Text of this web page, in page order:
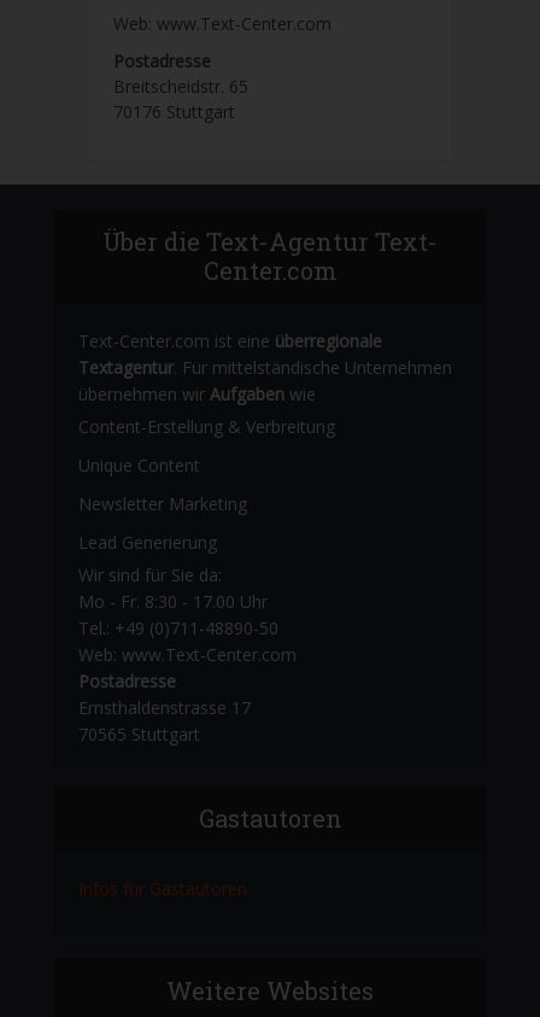
Web: www.Text-Center.com
Postadresse
Breitscheidstr. 65
70176 Stuttgart
Über die Text-Agentur Text-
Center.com
Text-Center.com ist eine überregionale
Textagentur. Für mittelständische Unternehmen
übernehmen wir Aufgaben wie
Content-Erstellung & Verbreitung
Unique Content
Newsletter Marketing
Lead Generierung
Wir sind für Sie da:
Mo - Fr. 8:30 - 17.00 Uhr
Tel.: +49 (0)711-48890-50
Web: www.Text-Center.com
Postadresse
Ernsthaldenstrasse 17
70565 Stuttgart
Gastautoren
Infos für Gastautoren
Weitere Websites